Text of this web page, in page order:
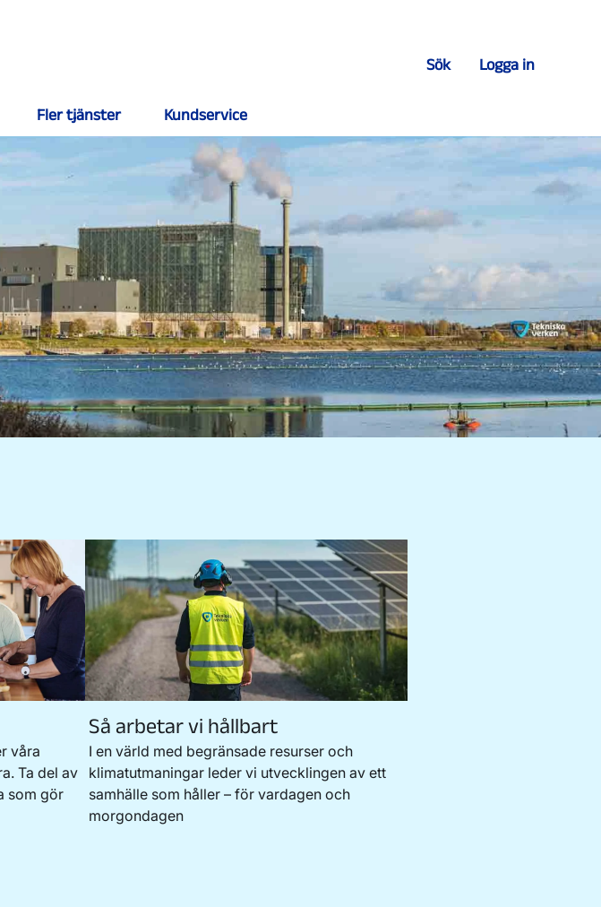
Sök Logga in
Fler tjänster Kundservice
våra
Ta del av
som gör
Så arbetar vi hållbart
I en värld med begränsade resurser och
klimatutmaningar leder vi utvecklingen av ett
samhälle som håller – för vardagen och
morgondagen